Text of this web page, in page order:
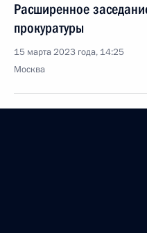
Расширенное
прокуратуры
15 марта 2023 года, 14:25
Москва